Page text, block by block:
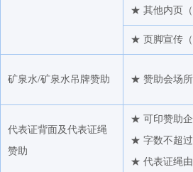
三房巷集团有限公司
浙江经世供应链管理有限公
上海安粮资本有限公司
华润化学材料科技控股有限
张家港保税区长江国际港务有
壳牌(中国）有限公司
★ 其他内页（
★ 页脚宣传（
矿泉水/矿泉水吊牌赞助 ★ 赞助会场所
代表证背面及代表证绳
赞助
★ 可印赞助企
★ 字数不超
★ 代表证绳